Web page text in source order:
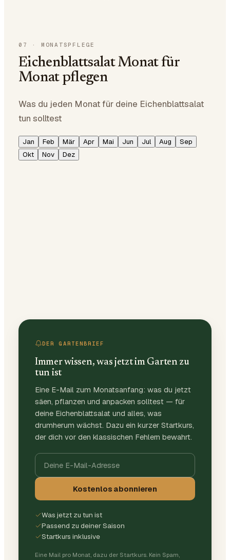
07 · MONATSPFLEGE
Eichenblattsalat Monat für
Monat pflegen
Was du jeden Monat für deine Eichenblattsalat
tun solltest
Jan Feb Mär Apr Mai Jun Jul Aug
Sep
Okt
Nov Dez
DER GARTENBRIEF
Immer wissen, was jetzt im Garten zu
tun ist
Eine E-Mail zum Monatsanfang: was du jetzt
säen, pflanzen und anpacken solltest — für
deine Eichenblattsalat und alles, was
drumherum wächst. Dazu ein kurzer Startkurs,
der dich vor den klassischen Fehlern bewahrt.
Kostenlos abonnieren
Was jetzt zu tun ist
Passend zu deiner Saison
Startkurs inklusive
Eine Mail pro Monat, dazu der Startkurs. Kein Spam,